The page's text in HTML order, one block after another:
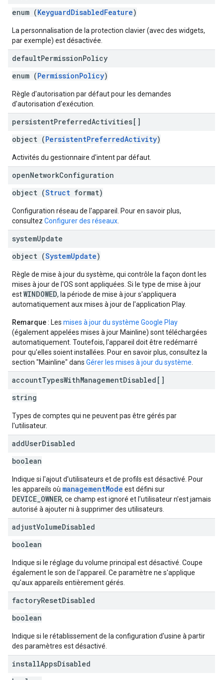
enum (KeyguardDisabledFeature)
La personnalisation de la protection clavier (avec des widgets,
par exemple) est désactivée.
defaultPermissionPolicy
enum (PermissionPolicy)
Règle d'autorisation par défaut pour les demandes
d'autorisation d'exécution.
persistentPreferredActivities[]
object (PersistentPreferredActivity)
Activités du gestionnaire d'intent par défaut.
openNetworkConfiguration
object (Struct format)
Configuration réseau de l'appareil. Pour en savoir plus,
consultez Configurer des réseaux
systemUpdate
object (SystemUpdate)
Règle de mise à jour du système, qui contrôle la façon dont les
mises à jour de l'OS sont appliquées. Si le type de mise à jour
estWINDOWED, la période de mise à jour s'appliquera
automatiquement aux mises à jour de l'application Play.
Remarque: Les mises à jour du système Google Play
(également appelées mises à jour Mainline) sont téléchargées
automatiquement. Toutefois, l'appareil doit être redémarré
pour qu'elles soient installées. Pour en savoir plus, consultez la
section "Mainline" dans Gérer les mises à jour du système
accountTypesWithManagementDisabled[]
string
Types de comptes qui ne peuvent pas être gérés par
l'utilisateur.
addUserDisabled
boolean
Indique si l'ajout d'utilisateurs et de profils est désactivé. Pour
les appareils où managementMode est défini sur
DEVICE_OWNER, ce champ est ignoré et l'utilisateur n'est jamais
autorisé à ajouter ni à supprimer des utilisateurs.
adjustVolumeDisabled
boolean
Indique si le réglage du volume principal est désactivé. Coupe
également le son de l'appareil. Ce paramètre ne s'applique
qu'aux appareils entièrement gérés.
factoryResetDisabled
boolean
Indique si le rétablissement de la configuration d'usine à partir
des paramètres est désactivé.
installAppsDisabled